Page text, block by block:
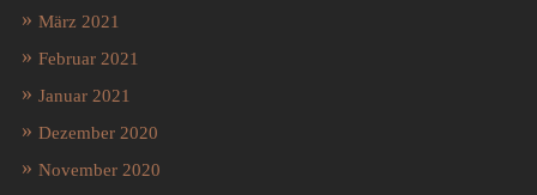
März 2021
Februar 2021
Januar 2021
Dezember 2020
November 2020